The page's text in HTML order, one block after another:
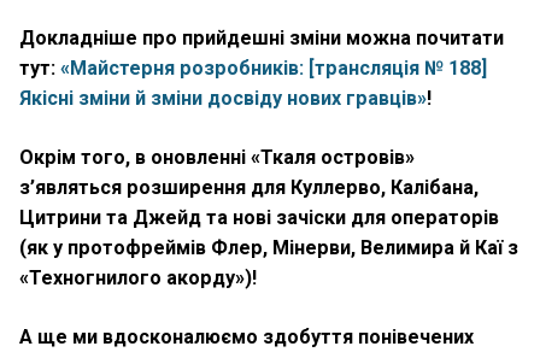
Докладніше про прийдешні зміни можна почитати
тут: «Майстерня розробників: [трансляція № 188]
Якісні зміни й зміни досвіду нових гравців»!
Окрім того, в оновленні «Ткаля островів»
з’являться розширення для Куллерво, Калібана,
Цитрини та Джейд та нові зачіски для операторів
(як у протофреймів Флер, Мінерви, Велимира й Каї з
«Техногнилого акорду»)!
А ще ми вдосконалюємо здобуття понівечених